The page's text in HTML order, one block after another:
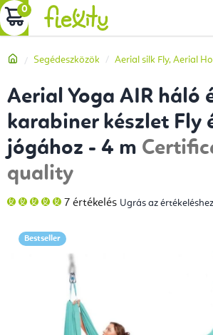
Ugrás
a
tartalomhoz
KOSÁR
Kezdőlap
Segédeszközök Aerial silk Fly, Aerial
Aerial Yoga AIR háló
karabiner készlet Fly
jógához - 4 m
quality
A
termék
5-
ből
csillag.
7 értékelés Ugrás az értékeléshez
Bestseller